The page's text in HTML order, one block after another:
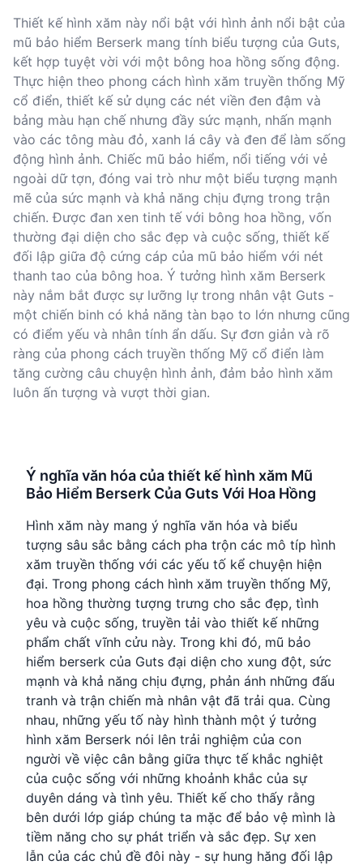
Thiết kế hình xăm này nổi bật với hình ảnh nổi bật của
mũ bảo hiểm Berserk mang tính biểu tượng của Guts,
kết hợp tuyệt vời với một bông hoa hồng sống động.
Thực hiện theo phong cách hình xăm truyền thống Mỹ
cổ điển, thiết kế sử dụng các nét viền đen đậm và
bảng màu hạn chế nhưng đầy sức mạnh, nhấn mạnh
vào các tông màu đỏ, xanh lá cây và đen để làm sống
động hình ảnh. Chiếc mũ bảo hiểm, nổi tiếng với vẻ
ngoài dữ tợn, đóng vai trò như một biểu tượng mạnh
mẽ của sức mạnh và khả năng chịu đựng trong trận
chiến. Được đan xen tinh tế với bông hoa hồng, vốn
thường đại diện cho sắc đẹp và cuộc sống, thiết kế
đối lập giữa độ cứng cáp của mũ bảo hiểm với nét
thanh tao của bông hoa. Ý tưởng hình xăm Berserk
này nắm bắt được sự lưỡng lự trong nhân vật Guts -
một chiến binh có khả năng tàn bạo to lớn nhưng cũng
có điểm yếu và nhân tính ẩn dấu. Sự đơn giản và rõ
ràng của phong cách truyền thống Mỹ cổ điển làm
tăng cường câu chuyện hình ảnh, đảm bảo hình xăm
luôn ấn tượng và vượt thời gian.
Ý nghĩa văn hóa của thiết kế hình xăm Mũ
Bảo Hiểm Berserk Của Guts Với Hoa Hồng
Hình xăm này mang ý nghĩa văn hóa và biểu
tượng sâu sắc bằng cách pha trộn các mô típ hình
xăm truyền thống với các yếu tố kể chuyện hiện
đại. Trong phong cách hình xăm truyền thống Mỹ,
hoa hồng thường tượng trưng cho sắc đẹp, tình
yêu và cuộc sống, truyền tải vào thiết kế những
phẩm chất vĩnh cửu này. Trong khi đó, mũ bảo
hiểm berserk của Guts đại diện cho xung đột, sức
mạnh và khả năng chịu đựng, phản ánh những đấu
tranh và trận chiến mà nhân vật đã trải qua. Cùng
nhau, những yếu tố này hình thành một ý tưởng
hình xăm Berserk nói lên trải nghiệm của con
người về việc cân bằng giữa thực tế khắc nghiệt
của cuộc sống với những khoảnh khắc của sự
duyên dáng và tình yêu. Thiết kế cho thấy rằng
bên dưới lớp giáp chúng ta mặc để bảo vệ mình là
tiềm năng cho sự phát triển và sắc đẹp. Sự xen
lẫn của các chủ đề đôi này - sự hung hăng đối lập